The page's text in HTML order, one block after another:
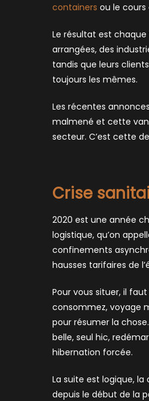
containers ou le cours
Le résultat est
arrangées, des
tandis que leurs
toujours les mêmes.
Les récentes
malmené et cette
secteur. C’est cette
Crise
2020 est une année
logistique, qu’on
confinements
hausses tarifaires de
Pour vous situer, il
consommez, voyage
pour résumer la
belle, seul hic,
hibernation forcée.
La suite est logique,
depuis le début de la